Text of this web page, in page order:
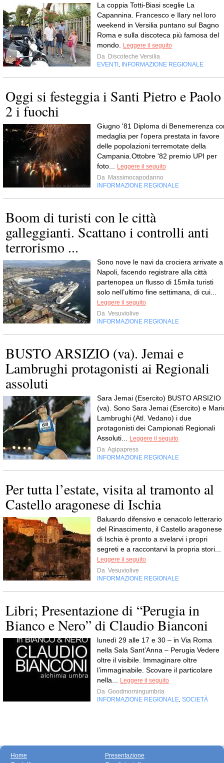
La coppia Totti-Biasi sceglie La
Capannina. Francesco e Ilary nel loro
weekend in Versilia puntano sul Bagno
Roma e sulla discoteca più famosa del
mondo.
Leggere il seguito
Da Discoteche Versilia
EVENTI
INFORMAZIONE REGIONALE
Oggi si festeggia i Santi Pietro e Paolo
2 i fuochi
Giugno '81 Diploma di Benemerenza
medaglia per l'opera prestata in favore
delle popolazioni terremotate della
Campania.Ottobre '82 premio UPI per
foto...
Leggere il seguito
Da Massimocapodanno
INFORMAZIONE REGIONALE
Boom di turisti con le città
galleggianti. Scattano i controlli anti
terrorismo ...
Sono nove le navi da crociera arrivate a
Napoli, facendo registrare alla città
partenopea un flusso di 15mila turisti
solo nell’ultimo fine settimana, di cui...
Leggere il seguito
Da Vesuviolive
INFORMAZIONE REGIONALE
BUSTO ARSIZIO (va). Jemai e
Lambrughi protagonisti ai Regionali
assoluti
Sara Jemai (Esercito) BUSTO ARSIZIO
(va). Sono Sara Jemai (Esercito) e
Lambrughi (Atl. Vedano) i due
protagonisti dei Campionati Regionali
Assoluti...
Leggere il seguito
Da Agipapress
INFORMAZIONE REGIONALE
Per tutta l’estate, visita al tramonto al
Castello aragonese di Ischia
Baluardo difensivo e cenacolo letterario
del Rinascimento, il Castello aragonese
di Ischia è pronto a svelarvi i propri
segreti e a raccontarvi la propria stori...
Leggere il seguito
Da Vesuviolive
INFORMAZIONE REGIONALE
Libri; Presentazione di “Perugia in
Bianco e Nero” di Claudio Bianconi
lunedì 29 alle 17 e 30 – in Via Roma
nella Sala Sant’Anna – Perugia Vedere
oltre il visibile. Immaginare oltre
l’immaginabile. Scovare il particolare
nella...
Leggere il seguito
Da Goodmorningumbria
INFORMAZIONE REGIONALE SOCIETÀ
Home
Presentazione